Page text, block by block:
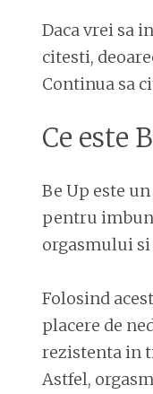
Daca vrei sa
citesti,
Continua sa
Ce este
Be Up este
pentru
orgasmului
Folosind
placere de
rezistenta in
Astfel,